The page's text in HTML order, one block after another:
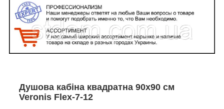
Душова кабіна квадратна 90х90 см
Veronis Flex-7-12